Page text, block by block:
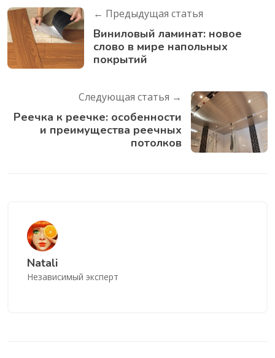
← Предыдущая статья
Виниловый ламинат: новое
слово в мире напольных
покрытий
Следующая статья →
Реечка к реечке: особенности
и преимущества реечных
потолков
Natali
Независимый эксперт